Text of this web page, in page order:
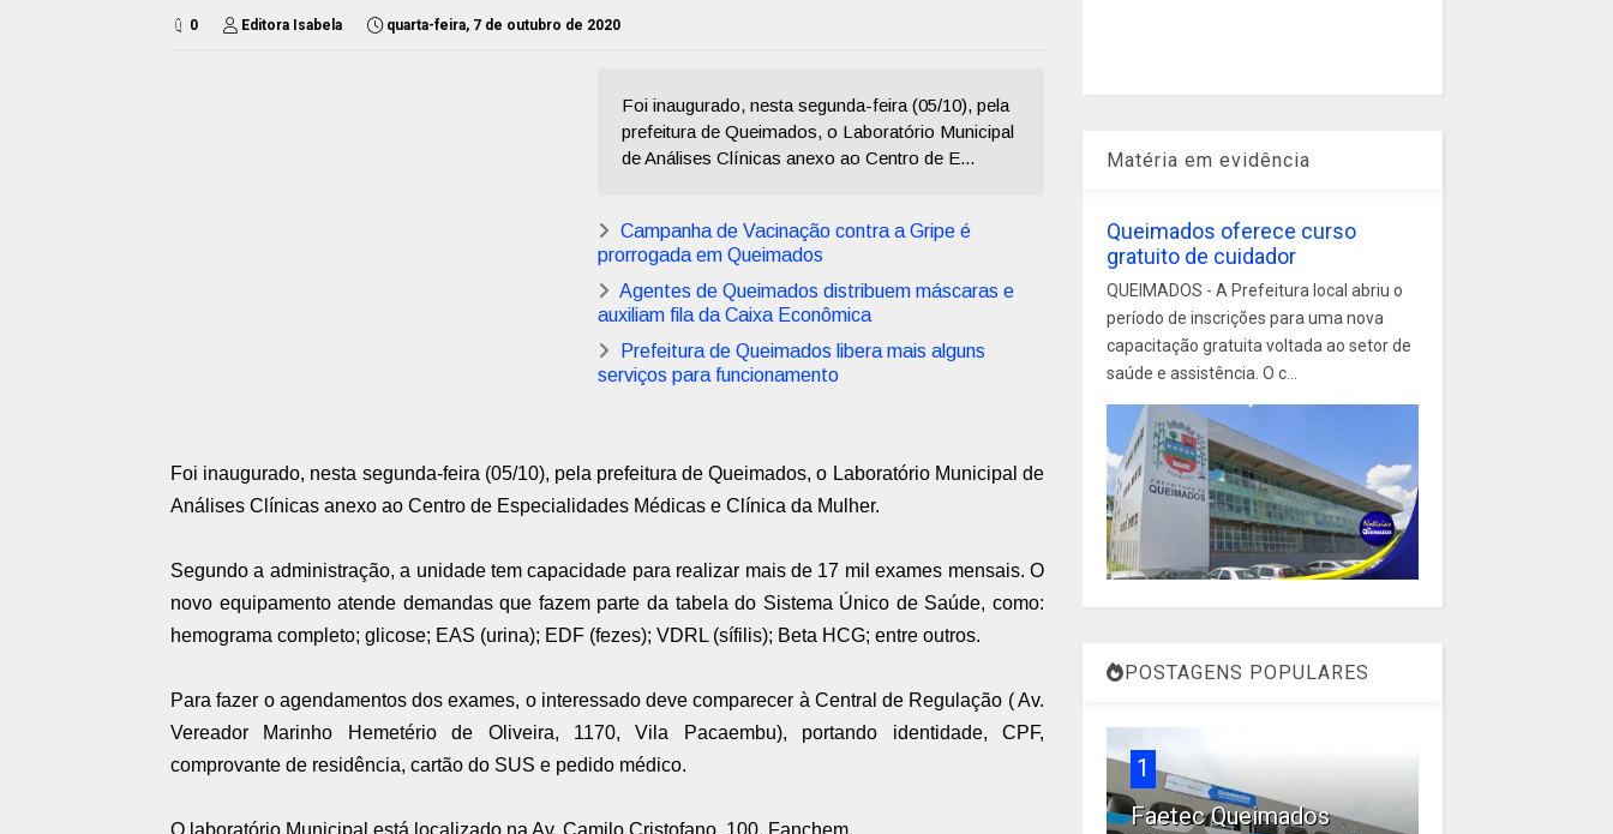
0 Editora Isabela quarta-feira, 7 de outubro de 2020
Foi inaugurado, nesta segunda-feira (05/10), pela
prefeitura de Queimados, o Laboratório Municipal
de Análises Clínicas anexo ao Centro de E...
Campanha de Vacinação contra a Gripe é
prorrogada em Queimados
Agentes de Queimados distribuem máscaras e
auxiliam fila da Caixa Econômica
Prefeitura de Queimados libera mais alguns
serviços para funcionamento
Foi inaugurado, nesta segunda-feira (05/10), pela prefeitura de Queimados, o Laboratório Municipal de
Análises Clínicas anexo ao Centro de Especialidades Médicas e Clínica da Mulher.
Segundo a administração, a unidade tem capacidade para realizar mais de 17 mil exames mensais. O
novo equipamento atende demandas que fazem parte da tabela do Sistema Único de Saúde, como:
hemograma completo; glicose; EAS (urina); EDF (fezes); VDRL (sífilis); Beta HCG; entre outros.
Para fazer o agendamentos dos exames, o interessado deve comparecer à Central de Regulação ( Av.
Vereador Marinho Hemetério de Oliveira, 1170, Vila Pacaembu), portando identidade, CPF,
comprovante de residência, cartão do SUS e pedido médico.
Matéria em evidência
Queimados oferece curso
gratuito de cuidador
QUEIMADOS - A Prefeitura local abriu o
período de inscrições para uma nova
capacitação gratuita voltada ao setor de
saúde e assistência. O c...
POSTAGENS POPULARES
1
Faetec Queimados